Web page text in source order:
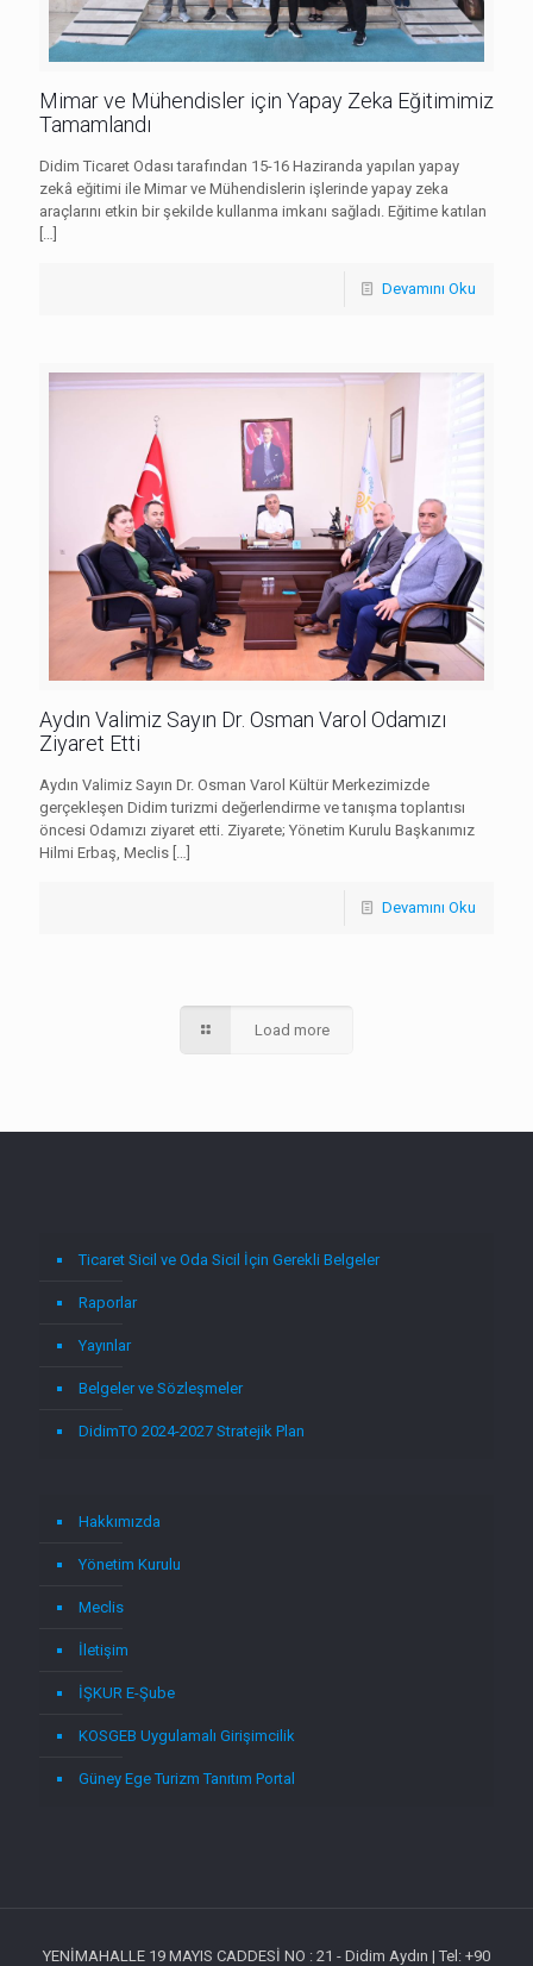
Mimar ve Mühendisler için Yapay Zeka Eğitimimiz
Tamamlandı
Didim Ticaret Odası tarafından 15-16 Haziranda yapılan yapay
zekâ eğitimi ile Mimar ve Mühendislerin işlerinde yapay zeka
araçlarını etkin bir şekilde kullanma imkanı sağladı. Eğitime katılan
[…]
Devamını Oku
Aydın Valimiz Sayın Dr. Osman Varol Odamızı
Ziyaret Etti
Aydın Valimiz Sayın Dr. Osman Varol Kültür Merkezimizde
gerçekleşen Didim turizmi değerlendirme ve tanışma toplantısı
öncesi Odamızı ziyaret etti. Ziyarete; Yönetim Kurulu Başkanımız
Hilmi Erbaş, Meclis […]
Devamını Oku
Load more
Ticaret Sicil ve Oda Sicil İçin Gerekli Belgeler
Raporlar
Yayınlar
Belgeler ve Sözleşmeler
DidimTO 2024-2027 Stratejik Plan
Hakkımızda
Yönetim Kurulu
Meclis
İletişim
İŞKUR E-Şube
KOSGEB Uygulamalı Girişimcilik
Güney Ege Turizm Tanıtım Portal
YENİMAHALLE 19 MAYIS CADDESİ NO : 21 - Didim Aydın | Tel: +90